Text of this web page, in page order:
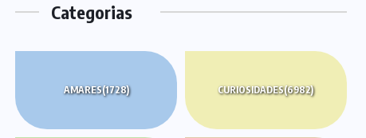
Categorias
AMARES(1728) CURIOSIDADES(6982)